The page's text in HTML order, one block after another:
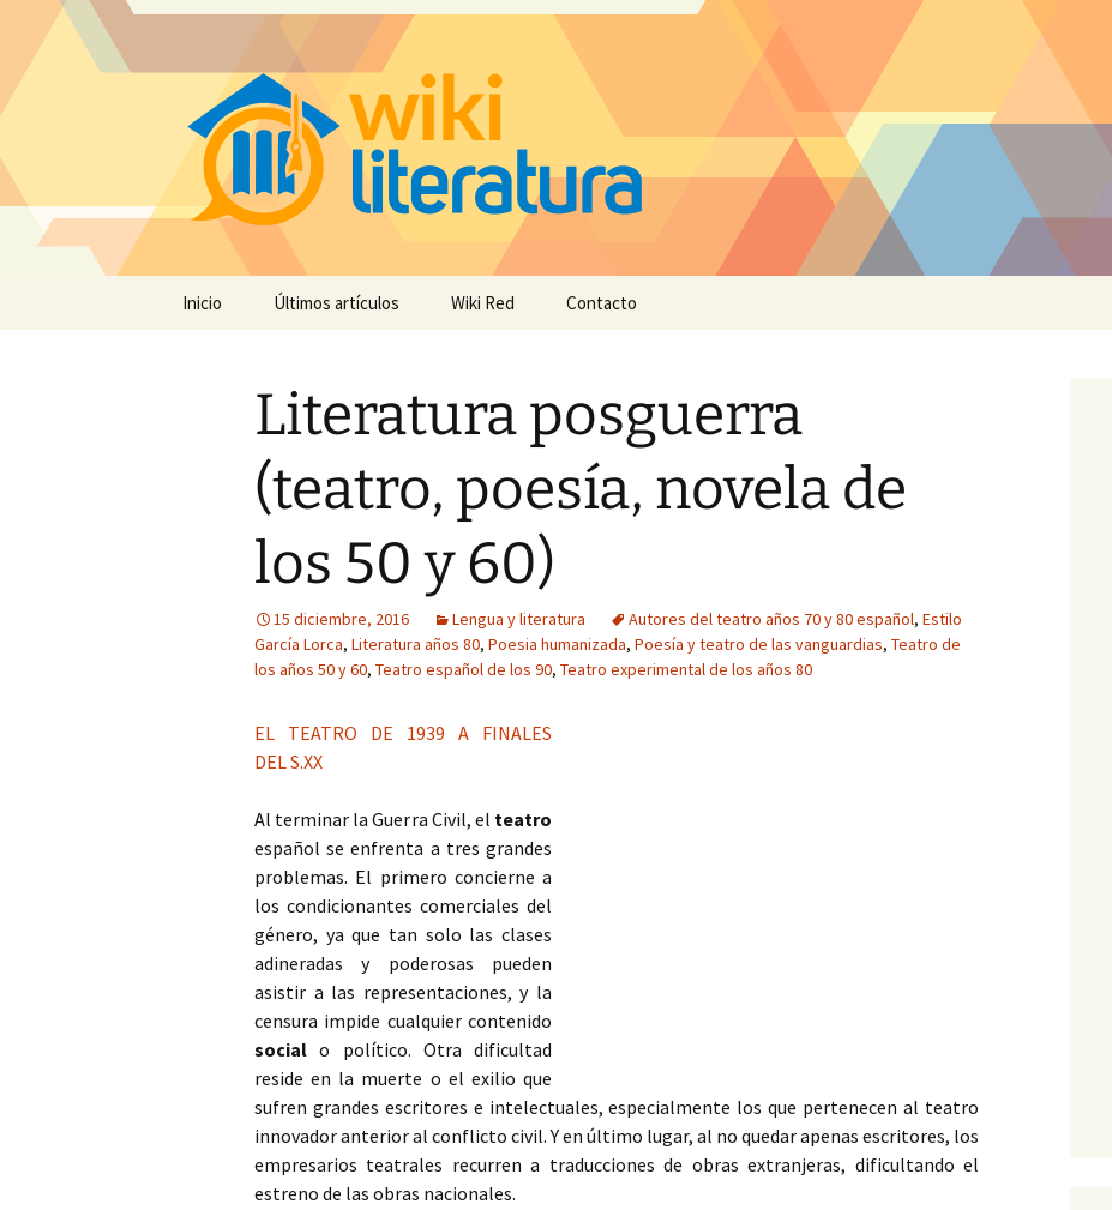
Inicio Últimos artículos Wiki Red Contacto
Literatura posguerra
(teatro, poesía, novela de
los 50 y 60)
15 diciembre, 2016 Lengua y literatura Autores del teatro años 70 y 80 español, Estilo
García Lorca, Literatura años 80, Poesia humanizada, Poesía y teatro de las vanguardias, Teatro de
los años 50 y 60, Teatro español de los 90, Teatro experimental de los años 80
EL TEATRO DE 1939 A FINALES
DEL S.XX
Al terminar la Guerra Civil, el teatro
español se enfrenta a tres grandes
problemas. El primero concierne a
los condicionantes comerciales del
género, ya que tan solo las clases
adineradas y poderosas pueden
asistir a las representaciones, y la
censura impide cualquier contenido
social o político. Otra dificultad
reside en la muerte o el exilio que
sufren grandes escritores e intelectuales, especialmente los que pertenecen al teatro
innovador anterior al conflicto civil. Y en último lugar, al no quedar apenas escritores, los
empresarios teatrales recurren a traducciones de obras extranjeras, dificultando el
estreno de las obras nacionales.